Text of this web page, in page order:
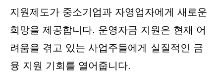
지원제도가 중소기업과 자영업자에게 새로운
희망을 제공합니다. 운영자금 지원은 현재 어
려움을 겪고 있는 사업주들에게 실질적인 금
융 지원 기회를 열어줍니다.